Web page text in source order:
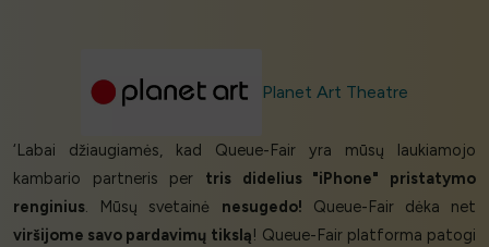
Planet Art Theatre
‘Labai džiaugiamės, kad Queue-Fair yra mūsų laukiamojo
kambario partneris per tris didelius "iPhone" pristatymo
renginius. Mūsų svetainė nesugedo! Queue-Fair dėka net
viršijome savo pardavimų tikslą! Queue-Fair platforma patogi